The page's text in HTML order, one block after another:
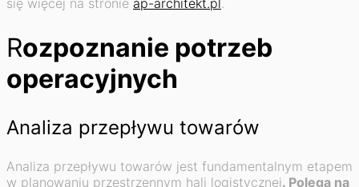
Rozpoznanie potrzeb
operacyjnych
Analiza przepływu towarów
Analiza przepływu towarów jest fundamentalnym etapem
w planowaniu przestrzennym hali logistycznej. Polega na